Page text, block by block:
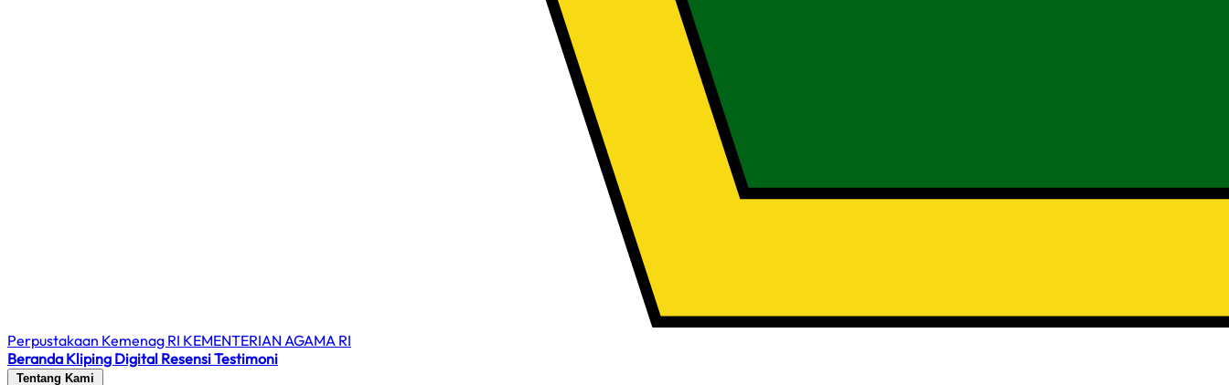
Perpustakaan Kemenag RI KEMENTERIAN AGAMA RI
Beranda Kliping Digital ResensiTestimoni
Tentang Kami